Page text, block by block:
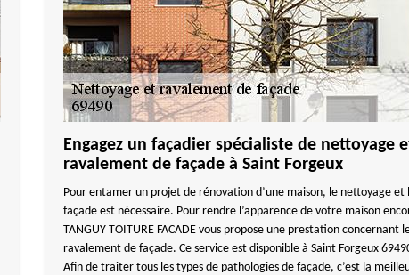
Engagez un façadier spécialiste de nettoyage
ravalement de façade à Saint Forgeux
Pour entamer un projet de rénovation d’une maison, le nettoyage
façade est nécessaire. Pour rendre l’apparence de votre maison
TANGUY TOITURE FACADE vous propose une prestation concernant
ravalement de façade. Ce service est disponible à Saint Forgeux
Afin de traiter tous les types de pathologies de façade, c’est la